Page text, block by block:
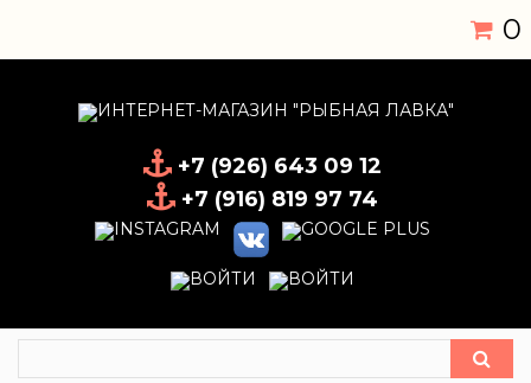
0
+7 (926) 643 09 12
+7 (916) 819 97 74